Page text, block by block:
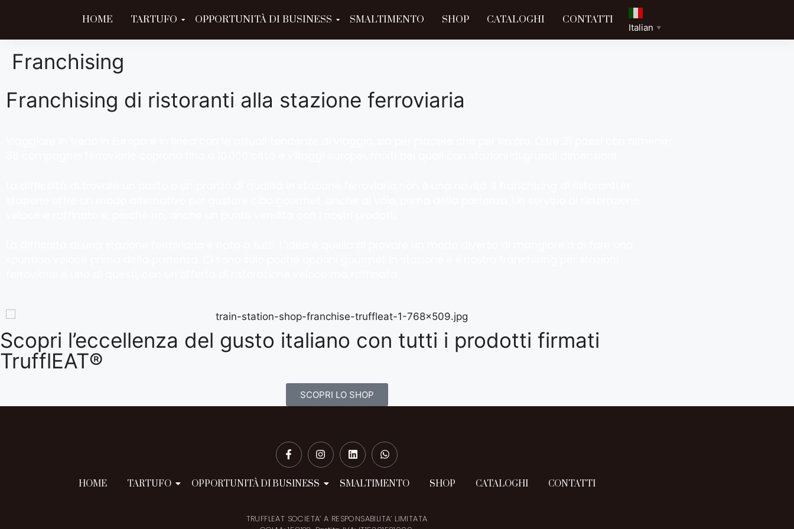
HOME TARTUFO OPPORTUNITÀ DI BUSINESS SMALTIMENTO SHOP CATALOGHI CONTATTI
Italian ▼
Franchising
Franchising di ristoranti alla stazione ferroviaria
Scopri l’eccellenza del gusto italiano con tutti i prodotti firmati
TrufflEAT®
SCOPRI LO SHOP
HOME TARTUFO OPPORTUNITÀ DI BUSINESS SMALTIMENTO SHOP CATALOGHI CONTATTI
TRUFFLEAT SOCIETA’ A RESPONSABILITA’ LIMITATA